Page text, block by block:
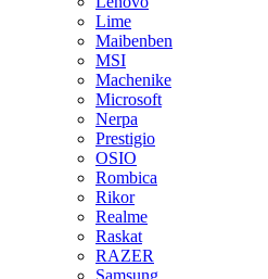
Lime
Maibenben
MSI
Machenike
Microsoft
Nerpa
Prestigio
OSIO
Rombica
Rikor
Realme
Raskat
RAZER